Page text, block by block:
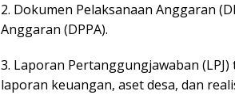
​2. Dokumen Pelaksanaan Anggaran
Anggaran (DPPA).
​3. Laporan Pertanggungjawaban
laporan keuangan, aset desa, dan